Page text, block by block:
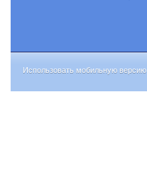
Использовать мобильную версию